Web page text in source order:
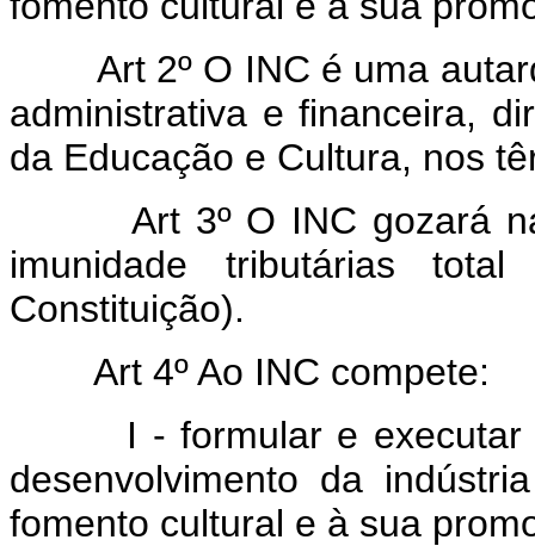
Art 2º O INC é uma
administrativa e financeira,
da Educação e Cultura, nos
Art 3º O INC gozará
imunidade tributárias
Constituição).
Art 4º Ao INC compete:
I - formular e executar a
desenvolvimento da
fomento cultural e à sua